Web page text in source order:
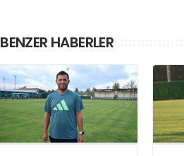
BENZER HABERLER